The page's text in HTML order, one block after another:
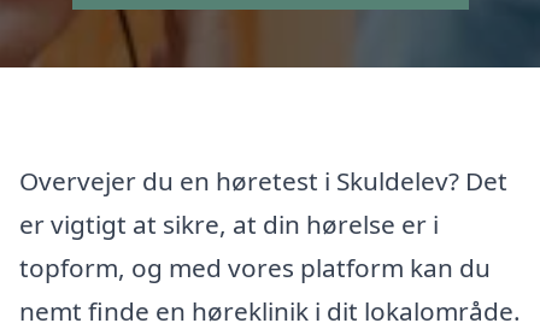
Overvejer du en høretest i Skuldelev? Det
er vigtigt at sikre, at din hørelse er i
topform, og med vores platform kan du
nemt finde en høreklinik i dit lokalområde.